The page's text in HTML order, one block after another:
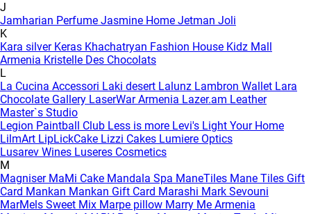
J
Jamharian Perfume Jasmine Home Jetman Joli
K
Kara silver Keras Khachatryan Fashion House Kidz Mall
Armenia Kristelle Des Chocolats
L
La Cucina Accessori Laki desert Lalunz Lambron Wallet Lara
Chocolate Gallery LaserWar Armenia Lazer.am Leather
Master`s Studio
Legion Paintball Club Less is more Levi's Light Your Home
LilmArt LipLickCake Lizzi Cakes Lumiere Optics
Lusarev Wines Luseres Cosmetics
M
Magniser MaMi Cake Mandala Spa ManeTiles Mane Tiles Gift
Card Mankan Mankan Gift Card Marashi Mark Sevouni
MarMels Sweet Mix Marpe pillow Marry Me Armenia